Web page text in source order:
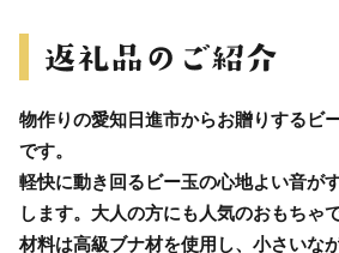
物作りの愛知日進市からお贈りするビ
です。
軽快に動き回るビー玉の心地よい音が
します。大人の方にも人気のおもちゃで
材料は高級ブナ材を使用し、小さいな